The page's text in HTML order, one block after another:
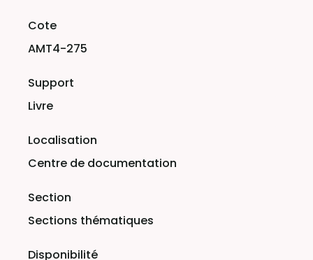
AMT4-275
Livre
Centre de documentation
Sections thématiques